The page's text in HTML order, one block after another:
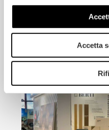
Accetta
nachhaltigste Boden im